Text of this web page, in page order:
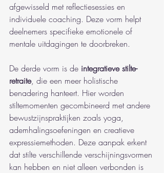
afgewisseld met reflectiesessies en
individuele coaching. Deze vorm helpt
deelnemers specifieke emotionele of
mentale uitdagingen te doorbreken.
De derde vorm is de integratieve stilte-
retraite, die een meer holistische
benadering hanteert. Hier worden
stiltemomenten gecombineerd met andere
bewustzijnspraktijken zoals yoga,
ademhalingsoefeningen en creatieve
expressiemethoden. Deze aanpak erkent
dat stilte verschillende verschijningsvormen
kan hebben en niet alleen verbonden is